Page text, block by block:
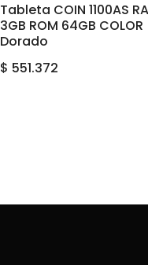
Tableta COIN 1100AS
3GB ROM 64GB COLOR
Dorado
$ 551.372